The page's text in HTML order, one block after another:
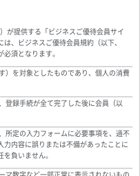
が提供する「ビジネスご優待会員サイ
、ビジネスご優待会員規約（以下、
須となります。
）を対象としたものであり、個人の消費
登録手続が全て完了した後に会員（以
所定の入力フォームに必要事項を、過不
内容に誤りまたは不備があったことに
負いません。